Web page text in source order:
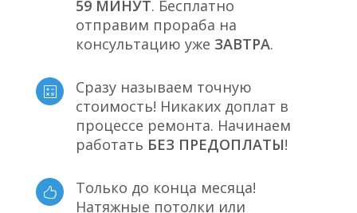
59 МИНУТ. Бесплатно
отправим прораба на
консультацию уже ЗАВТРА.
Сразу называем точную
стоимость! Никаких доплат в
процессе ремонта. Начинаем
работать БЕЗ ПРЕДОПЛАТЫ!
Только до конца месяца!
Натяжные потолки или